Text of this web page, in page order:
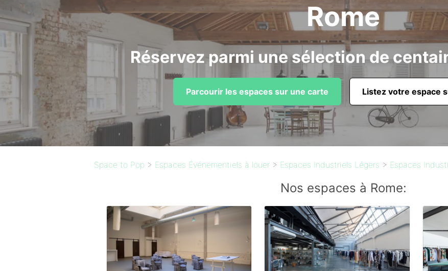
Rome
Réservez parmi une sélection de
Parcourir les espaces sur une carte Listez votre espace
Space to Pop > Espaces Événementiels à louer > Espaces Industriels Légers > Espaces
Nos espaces à Rome: